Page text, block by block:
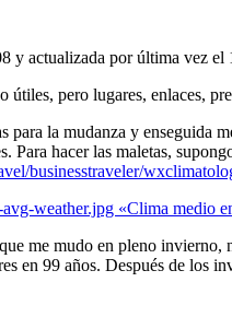
y actualizada por última vez el
útiles, pero lugares, enlaces,
para la mudanza y
Para hacer las maletas,
businesstraveler/
weather.jpg «Clima medio
me mudo en pleno
en 99 años. Después de los